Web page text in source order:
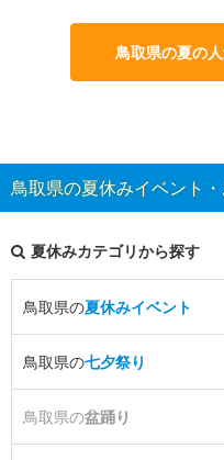
鳥取県の夏の
鳥取県の夏休みイベント
夏休みカテゴリから探す
鳥取県の夏休みイベント
鳥取県の七夕祭り
鳥取県の盆踊り